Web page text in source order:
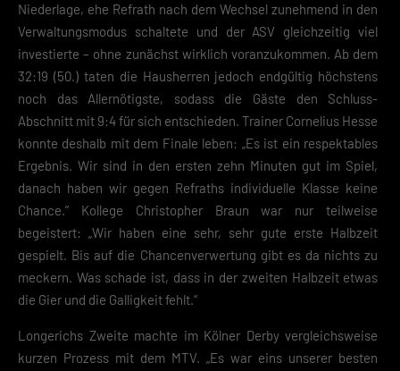
Niederlage, ehe Refrath nach dem Wechsel zunehmend in den
Verwaltungsmodus schaltete und der ASV gleichzeitig viel
investierte – ohne zunächst wirklich voranzukommen. Ab dem
32:19 (50.) taten die Hausherren jedoch endgültig höchstens
noch das Allernötigste, sodass die Gäste den Schluss-
Abschnitt mit 9:4 für sich entschieden. Trainer Cornelius Hesse
konnte deshalb mit dem Finale leben: „Es ist ein respektables
Ergebnis. Wir sind in den ersten zehn Minuten gut im Spiel,
danach haben wir gegen Refraths individuelle Klasse keine
Chance.“ Kollege Christopher Braun war nur teilweise
begeistert: „Wir haben eine sehr, sehr gute erste Halbzeit
gespielt. Bis auf die Chancenverwertung gibt es da nichts zu
meckern. Was schade ist, dass in der zweiten Halbzeit etwas
die Gier und die Galligkeit fehlt.“
Longerichs Zweite machte im Kölner Derby vergleichsweise
kurzen Prozess mit dem MTV. „Es war eins unserer besten